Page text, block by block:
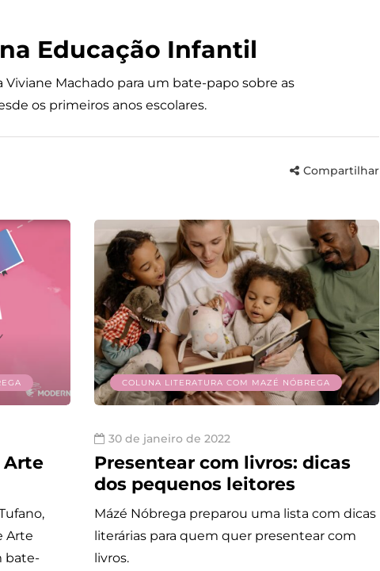
Educação Infantil
Viviane Machado para um bate-papo sobre as
os primeiros anos escolares.
Compartilhar
Arte
Arte
bate-
COLUNA LITERATURA COM MAZÉ NÓBREGA
30 de janeiro de 2022
Presentear com livros: dicas
dos pequenos leitores
Mázé Nóbrega preparou uma lista com dicas
literárias para quem quer presentear com
livros.